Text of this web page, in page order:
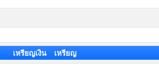
เหรียญเงิน เหรียญ